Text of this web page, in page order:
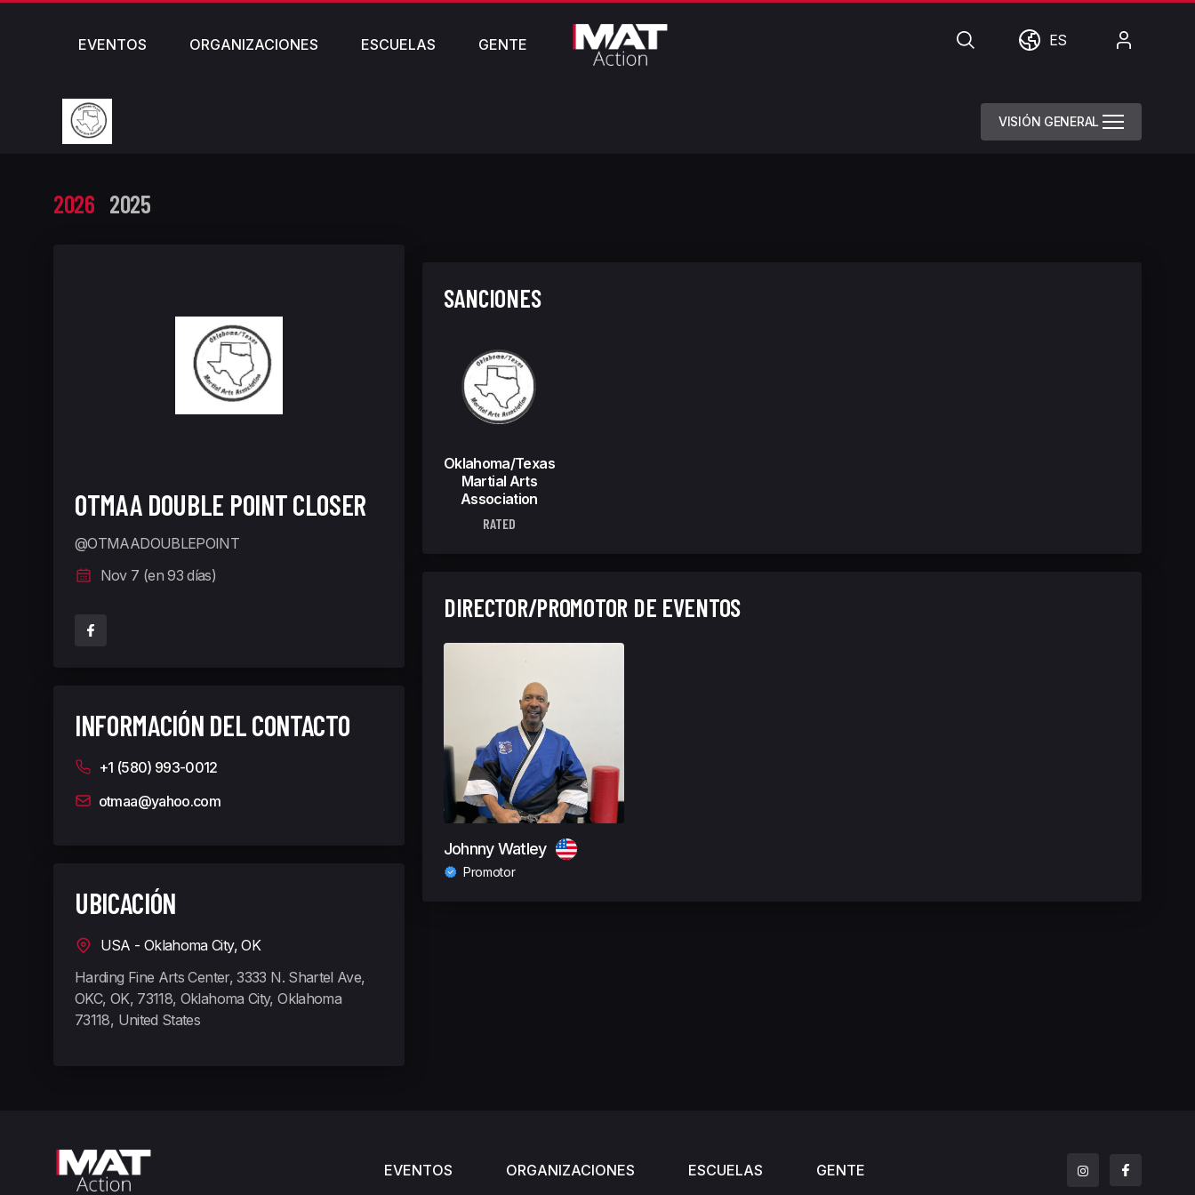
EVENTOS ORGANIZACIONES ESCUELAS GENTE BúsquedaMundo
ES
VISIÓN GENERAL
2026 2025
OTMAA DOUBLE POINT CLOSER
@OTMAADOUBLEPOINT
Nov 7 (en 93 días)
INFORMACIÓN DEL CONTACTO
+1 (580) 993-0012
otmaa@yahoo.com
UBICACIÓN
USA - Oklahoma City, OK
Harding Fine Arts Center, 3333 N. Shartel Ave,
OKC, OK, 73118, Oklahoma City, Oklahoma
73118, United States
SANCIONES
Oklahoma/Texas
Martial Arts
Association
RATED
DIRECTOR/PROMOTOR DE EVENTOS
Johnny Watley
Promotor
EVENTOS ORGANIZACIONES ESCUELAS GENTE